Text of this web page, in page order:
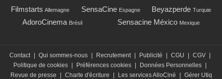
Filmstarts Allemagne SensaCine Espagne Beyazperde Turquie
AdoroCinema Brésil Sensacine México Mexique
Contact | Qui sommes-nous | Recrutement | Publicité | CGU | CGV |
Politique de cookies | Préférences cookies | Données Personnelles |
Revue de presse
| Charte d'écriture | Les services AlloCiné | Gérer Utiq